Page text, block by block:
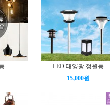
LED 태양광 정원등
15,000원